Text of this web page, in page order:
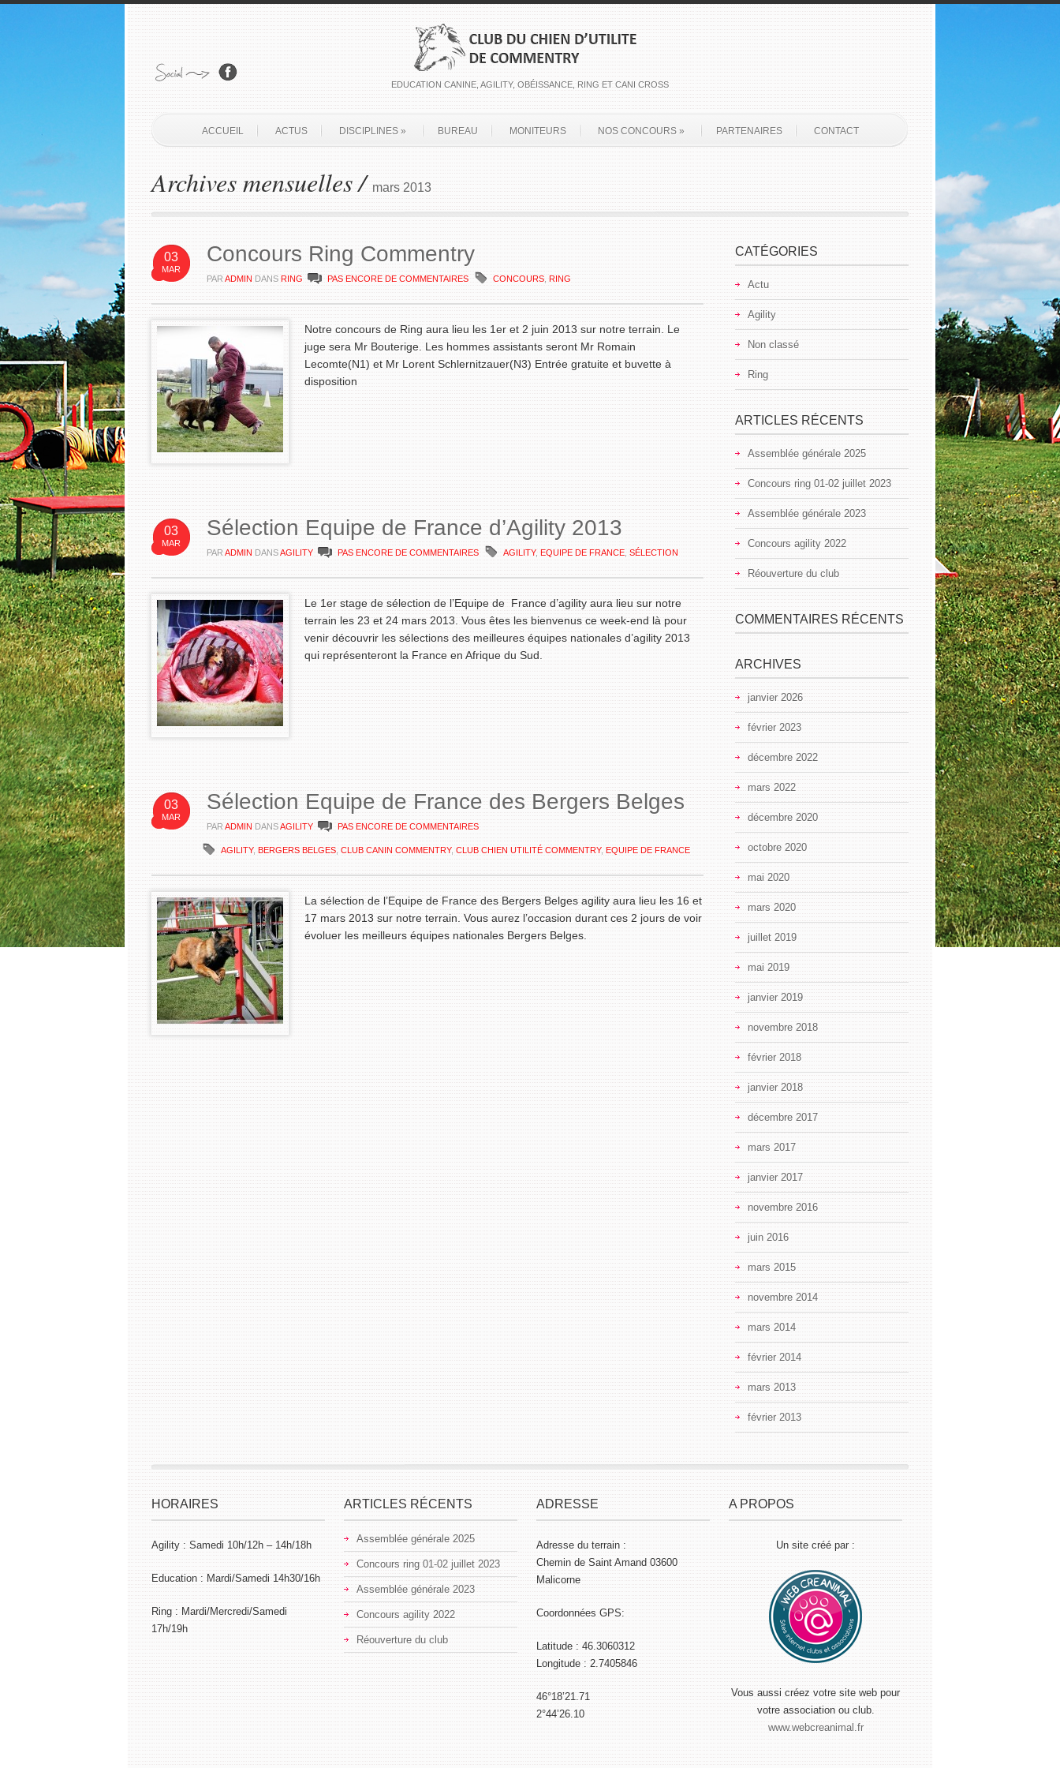
EDUCATION CANINE, AGILITY, OBÉISSANCE, RING ET CANI CROSS
ACCUEIL ACTUS DISCIPLINES» BUREAU MONITEURS NOS CONCOURS» PARTENAIRES CONTACT
Archives mensuelles / mars 2013
03
MAR
Concours Ring Commentry
PAR ADMIN DANS RING PAS ENCORE DE COMMENTAIRES CONCOURS RING
Notre concours de Ring aura lieu les 1er et 2 juin 2013 sur notre terrain. Le
juge sera Mr Bouterige. Les hommes assistants seront Mr Romain
Lecomte(N1) et Mr Lorent Schlernitzauer(N3) Entrée gratuite et buvette à
disposition
03
MAR
Sélection Equipe de France d’Agility 2013
PAR ADMIN DANSAGILITY PAS ENCORE DE COMMENTAIRES AGILITY, EQUIPE DE FRANCE SÉLECTION
Le 1er stage de sélection de l’Equipe de France d’agility aura lieu sur notre
terrain les 23 et 24 mars 2013. Vous êtes les bienvenus ce week-end là pour
venir découvrir les sélections des meilleures équipes nationales d’agility 2013
qui représenteront la France en Afrique du Sud.
03
MAR
Sélection Equipe de France des Bergers Belges
PAR ADMIN DANSAGILITY PAS ENCORE DE COMMENTAIRES
AGILITY, BERGERS BELGES CLUB CANIN COMMENTRY, CLUB CHIEN UTILITÉ COMMENTRY, EQUIPE DE FRANCE
La sélection de l’Equipe de France des Bergers Belges agility aura lieu les 16 et
17 mars 2013 sur notre terrain. Vous aurez l’occasion durant ces 2 jours de voir
évoluer les meilleurs équipes nationales Bergers Belges.
CATÉGORIES
Actu
Agility
Non classé
Ring
ARTICLES RÉCENTS
Assemblée générale 2025
Concours ring 01-02 juillet 2023
Assemblée générale 2023
Concours agility 2022
Réouverture du club
COMMENTAIRES RÉCENTS
ARCHIVES
janvier 2026
février 2023
décembre 2022
mars 2022
décembre 2020
octobre 2020
mai 2020
mars 2020
juillet 2019
mai 2019
janvier 2019
novembre 2018
février 2018
janvier 2018
décembre 2017
mars 2017
janvier 2017
novembre 2016
juin 2016
mars 2015
novembre 2014
mars 2014
février 2014
mars 2013
février 2013
HORAIRES
Agility : Samedi 10h/12h – 14h/18h
Education : Mardi/Samedi 14h30/16h
Ring : Mardi/Mercredi/Samedi
17h/19h
ARTICLES RÉCENTS
Assemblée générale 2025
Concours ring 01-02 juillet 2023
Assemblée générale 2023
Concours agility 2022
Réouverture du club
ADRESSE
Adresse du terrain :
Chemin de Saint Amand 03600
Malicorne
Coordonnées GPS:
Latitude : 46.3060312
Longitude : 2.7405846
46°18’21.71
2°44’26.10
A PROPOS
Un site créé par :
Vous aussi créez votre site web pour
votre association ou club.
www.webcreanimal.fr